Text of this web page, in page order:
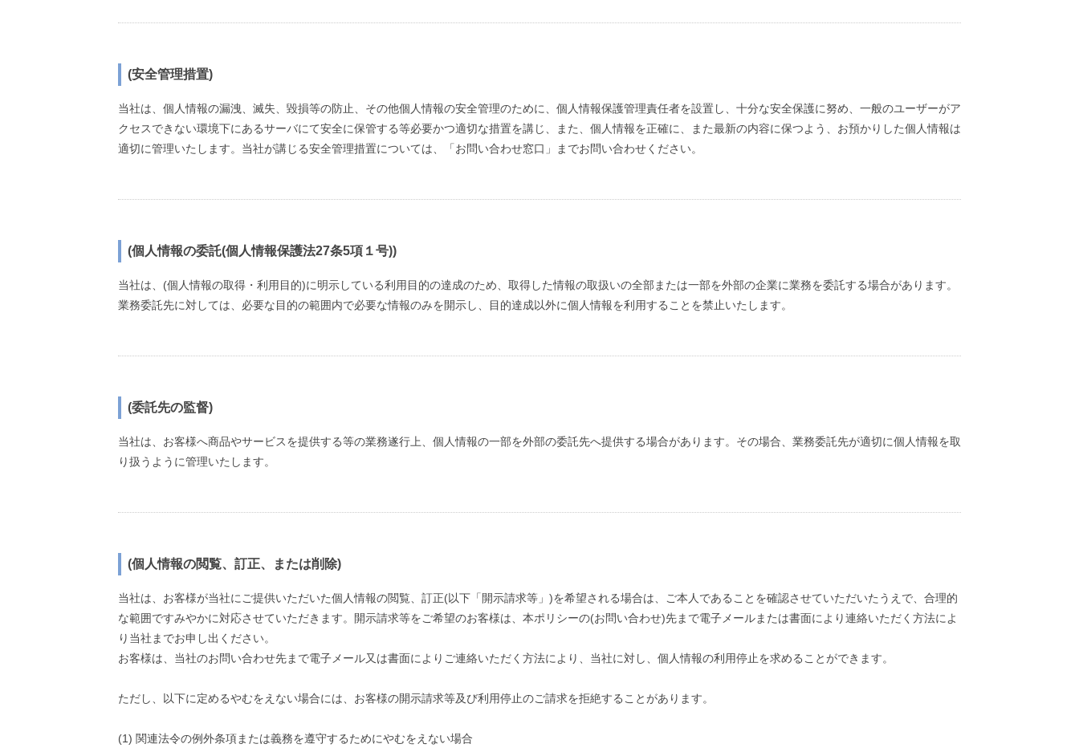
(安全管理措置)
当社は、個人情報の漏洩、滅失、毀損等の防止、その他個人情報の安全管理のために、個人情報保護管理責任者を設置し、十分な安全保護に努め、一般のユーザーがア
クセスできない環境下にあるサーバにて安全に保管する等必要かつ適切な措置を講じ、また、個人情報を正確に、また最新の内容に保つよう、お預かりした個人情報は
適切に管理いたします。当社が講じる安全管理措置については、「お問い合わせ窓口」までお問い合わせください。
(個人情報の委託(個人情報保護法27条5項１号))
当社は、(個人情報の取得・利用目的)に明示している利用目的の達成のため、取得した情報の取扱いの全部または一部を外部の企業に業務を委託する場合があります。
業務委託先に対しては、必要な目的の範囲内で必要な情報のみを開示し、目的達成以外に個人情報を利用することを禁止いたします。
(委託先の監督)
当社は、お客様へ商品やサービスを提供する等の業務遂行上、個人情報の一部を外部の委託先へ提供する場合があります。その場合、業務委託先が適切に個人情報を取
り扱うように管理いたします。
(個人情報の閲覧、訂正、または削除)
当社は、お客様が当社にご提供いただいた個人情報の閲覧、訂正(以下「開示請求等」)を希望される場合は、ご本人であることを確認させていただいたうえで、合理的
な範囲ですみやかに対応させていただきます。開示請求等をご希望のお客様は、本ポリシーの(お問い合わせ)先まで電子メールまたは書面により連絡いただく方法によ
り当社までお申し出ください。
お客様は、当社のお問い合わせ先まで電子メール又は書面によりご連絡いただく方法により、当社に対し、個人情報の利用停止を求めることができます。
ただし、以下に定めるやむをえない場合には、お客様の開示請求等及び利用停止のご請求を拒絶することがあります。
(1) 関連法令の例外条項または義務を遵守するためにやむをえない場合